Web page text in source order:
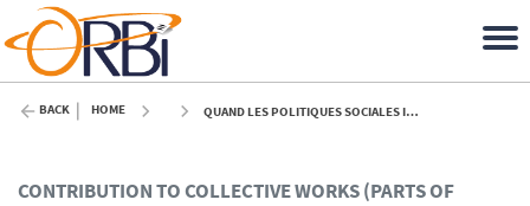
BACK HOME QUAND LES POLITIQUES SOCIALES INTERROGENT LES PARCOURS DE VIE - 2008
CONTRIBUTION TO COLLECTIVE WORKS (PARTS OF